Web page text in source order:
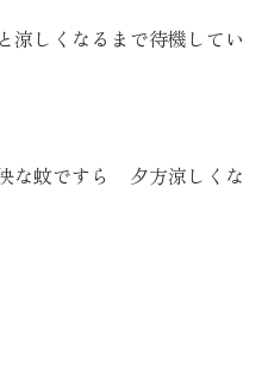
涼しくなるまで待機してい
な蚊ですら 夕方涼しくな